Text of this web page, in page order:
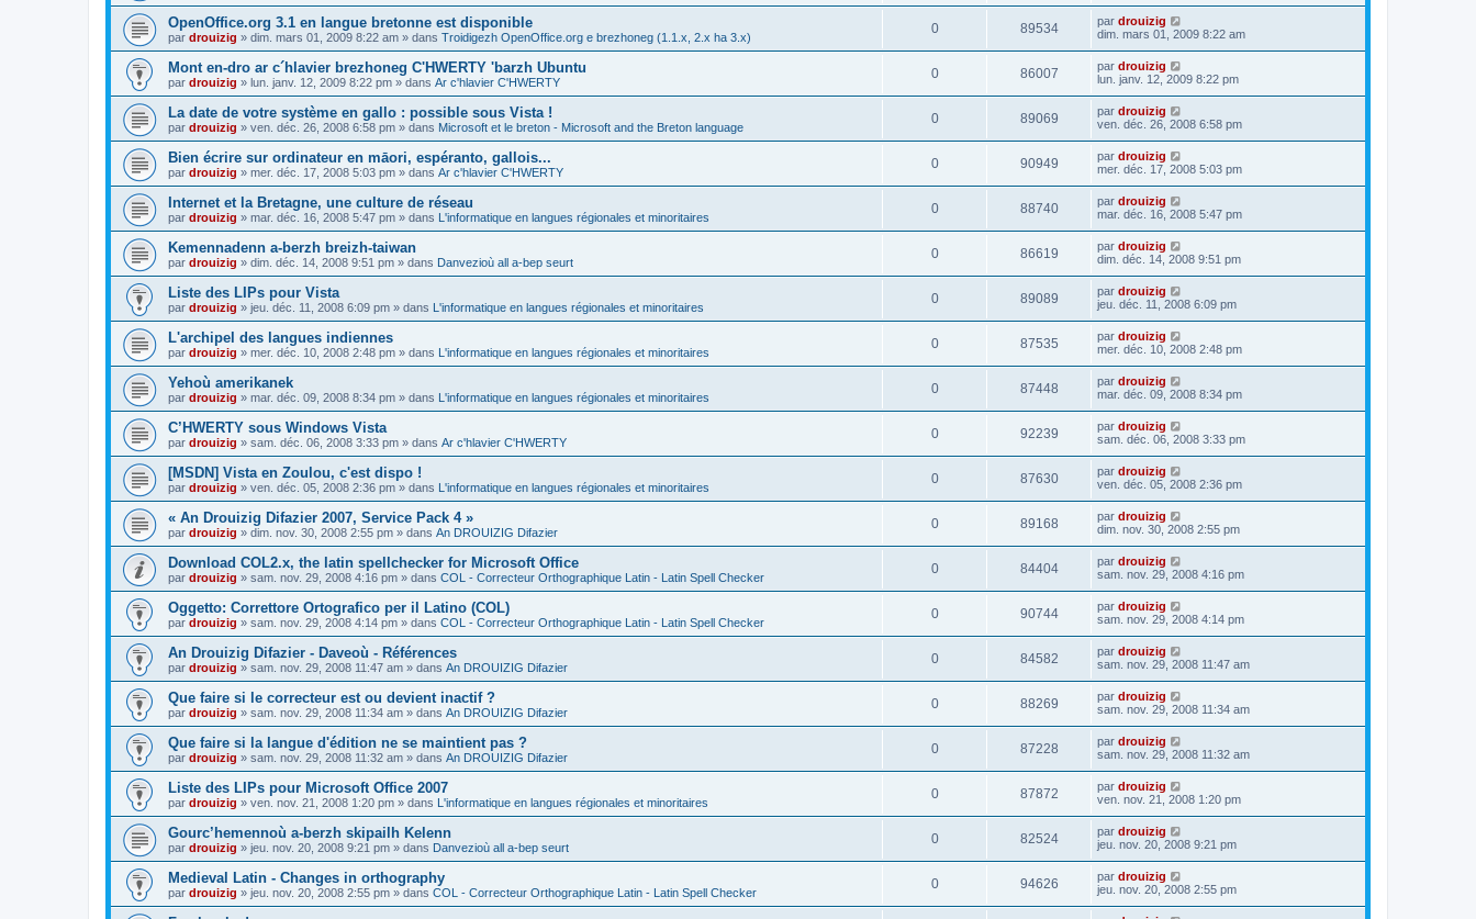
OpenOffice.org 3.1 en langue bretonne est disponible
par drouizig » dim. mars 01, 2009 8:22 am » dans Troidigezh OpenOffice.org e brezhoneg (1.1.x, 2.x ha 3.x)
0 89534 par drouizig
dim. mars 01, 2009 8:22 am
Mont en-dro ar c´hlavier brezhoneg C'HWERTY 'barzh Ubuntu
par drouizig » lun. janv. 12, 2009 8:22 pm » dans Ar c'hlavier C'HWERTY
0 86007 par drouizig
lun. janv. 12, 2009 8:22 pm
La date de votre système en gallo : possible sous Vista !
par drouizig » ven. déc. 26, 2008 6:58 pm » dans Microsoft et le breton - Microsoft and the Breton language
0 89069 par drouizig
ven. déc. 26, 2008 6:58 pm
Bien écrire sur ordinateur en māori, espéranto, gallois...
par drouizig » mer. déc. 17, 2008 5:03 pm » dans Ar c'hlavier C'HWERTY
0 90949 par drouizig
mer. déc. 17, 2008 5:03 pm
Internet et la Bretagne, une culture de réseau
par drouizig » mar. déc. 16, 2008 5:47 pm » dans L'informatique en langues régionales et minoritaires
0 88740 par drouizig
mar. déc. 16, 2008 5:47 pm
Kemennadenn a-berzh breizh-taiwan
par drouizig » dim. déc. 14, 2008 9:51 pm » dans Danvezioù all a-bep seurt
0 86619 par drouizig
dim. déc. 14, 2008 9:51 pm
Liste des LIPs pour Vista
par drouizig » jeu. déc. 11, 2008 6:09 pm » dans L'informatique en langues régionales et minoritaires
0 89089 par drouizig
jeu. déc. 11, 2008 6:09 pm
L'archipel des langues indiennes
par drouizig » mer. déc. 10, 2008 2:48 pm » dans L'informatique en langues régionales et minoritaires
0 87535 par drouizig
mer. déc. 10, 2008 2:48 pm
Yehoù amerikanek
par drouizig » mar. déc. 09, 2008 8:34 pm » dans L'informatique en langues régionales et minoritaires
0 87448 par drouizig
mar. déc. 09, 2008 8:34 pm
C’HWERTY sous Windows Vista
par drouizig » sam. déc. 06, 2008 3:33 pm » dans Ar c'hlavier C'HWERTY
0 92239 par drouizig
sam. déc. 06, 2008 3:33 pm
[MSDN] Vista en Zoulou, c'est dispo !
par drouizig » ven. déc. 05, 2008 2:36 pm » dans L'informatique en langues régionales et minoritaires
0 87630 par drouizig
ven. déc. 05, 2008 2:36 pm
« An Drouizig Difazier 2007, Service Pack 4 »
par drouizig » dim. nov. 30, 2008 2:55 pm » dans An DROUIZIG Difazier
0 89168 par drouizig
dim. nov. 30, 2008 2:55 pm
Download COL2.x, the latin spellchecker for Microsoft Office
par drouizig » sam. nov. 29, 2008 4:16 pm » dans COL - Correcteur Orthographique Latin - Latin Spell Checker
0 84404 par drouizig
sam. nov. 29, 2008 4:16 pm
Oggetto: Correttore Ortografico per il Latino (COL)
par drouizig » sam. nov. 29, 2008 4:14 pm » dans COL - Correcteur Orthographique Latin - Latin Spell Checker
0 90744 par drouizig
sam. nov. 29, 2008 4:14 pm
An Drouizig Difazier - Daveoù - Références
par drouizig » sam. nov. 29, 2008 11:47 am » dans An DROUIZIG Difazier
0 84582 par drouizig
sam. nov. 29, 2008 11:47 am
Que faire si le correcteur est ou devient inactif ?
par drouizig » sam. nov. 29, 2008 11:34 am » dans An DROUIZIG Difazier
0 88269 par drouizig
sam. nov. 29, 2008 11:34 am
Que faire si la langue d'édition ne se maintient pas ?
par drouizig » sam. nov. 29, 2008 11:32 am » dans An DROUIZIG Difazier
0 87228 par drouizig
sam. nov. 29, 2008 11:32 am
Liste des LIPs pour Microsoft Office 2007
par drouizig » ven. nov. 21, 2008 1:20 pm » dans L'informatique en langues régionales et minoritaires
0 87872 par drouizig
ven. nov. 21, 2008 1:20 pm
Gourc’hemennoù a-berzh skipailh Kelenn
par drouizig » jeu. nov. 20, 2008 9:21 pm » dans Danvezioù all a-bep seurt
0 82524 par drouizig
jeu. nov. 20, 2008 9:21 pm
Medieval Latin - Changes in orthography
par drouizig » jeu. nov. 20, 2008 2:55 pm » dans COL - Correcteur Orthographique Latin - Latin Spell Checker
0 94626 par drouizig
jeu. nov. 20, 2008 2:55 pm